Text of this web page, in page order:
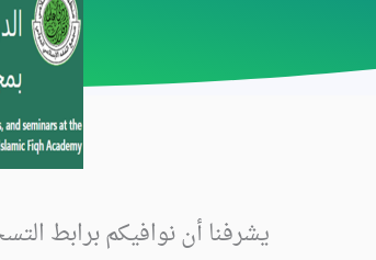
يشرفنا أن نوافيكم برابط